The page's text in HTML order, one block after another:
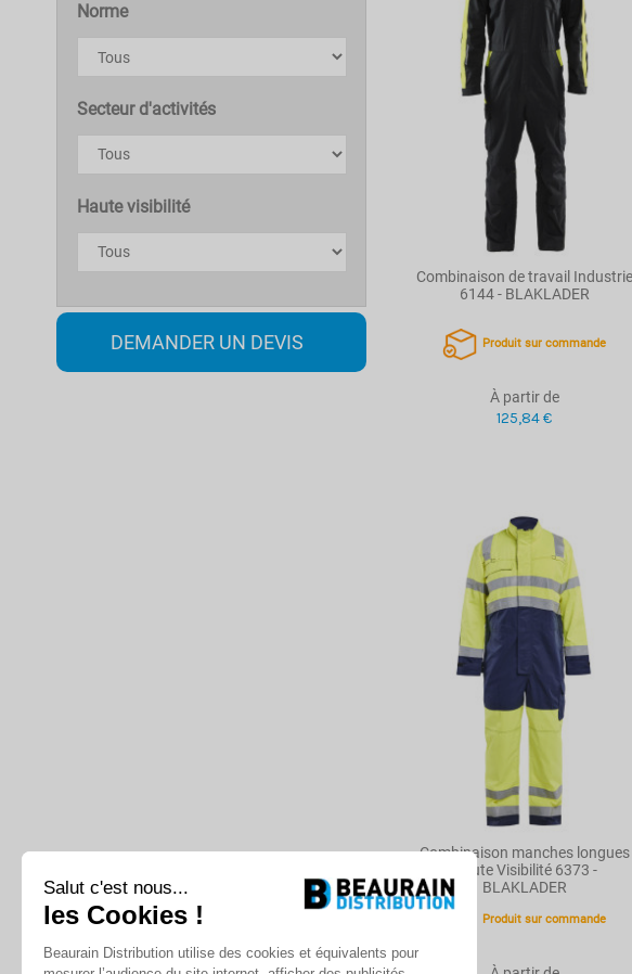
Combinaison de travail Industrie
6144 - BLAKLADER
Produit sur commande
À partir de
125,84 €
Combinaison manches longues
Haute Visibilité 6373 -
BLAKLADER
Produit sur commande
Norme
Secteur d'activités
Haute visibilité
DEMANDER UN DEVIS
Salut c'est nous...
les Cookies !
Beaurain Distribution utilise des cookies et équivalents pour